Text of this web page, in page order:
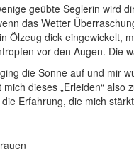
geübte Seglerin wird
das Wetter
Ölzeug dick eingewickelt,
vor den Augen. Die
die Sonne auf und mir
dieses „Erleiden“
Erfahrung, die mich